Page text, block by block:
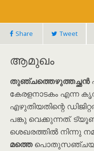
Share Tweet
ആമുഖം
തുഞ്ചത്തെഴുത്തച്ഛൻ
കേരളനാടകം എന്ന
എഴുതിയതിന്റെ
പങ്കു വെക്കുന്നത്.
ശെഖരത്തിൽ നിന്നു
മത്തെപൊതുസഞ്ചയ